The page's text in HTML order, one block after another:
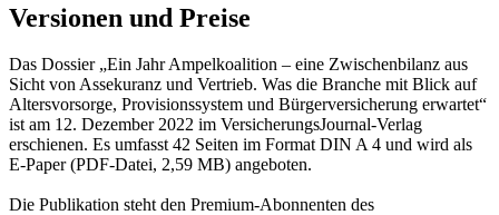
Versionen und Preise
Das Dossier „Ein Jahr Ampelkoalition – eine Zwischenbilanz aus
Sicht von Assekuranz und Vertrieb. Was die Branche mit Blick auf
Altersvorsorge, Provisionssystem und Bürgerversicherung erwartet“
ist am 12. Dezember 2022 im VersicherungsJournal-Verlag
erschienen. Es umfasst 42 Seiten im Format DIN A 4 und wird als
E-Paper (PDF-Datei, 2,59 MB) angeboten.
Die Publikation steht den Premium-Abonnenten des